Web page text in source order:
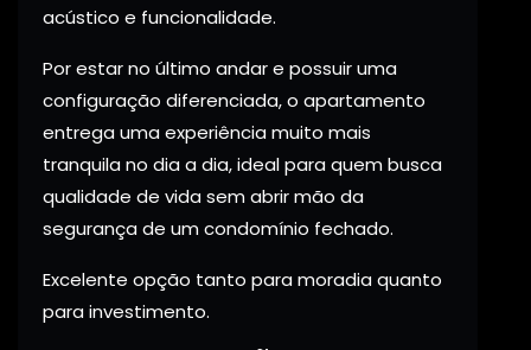
acústico e funcionalidade.
Por estar no último andar e possuir uma
configuração diferenciada, o apartamento
entrega uma experiência muito mais
tranquila no dia a dia, ideal para quem busca
qualidade de vida sem abrir mão da
segurança de um condomínio fechado.
Excelente opção tanto para moradia quanto
para investimento.